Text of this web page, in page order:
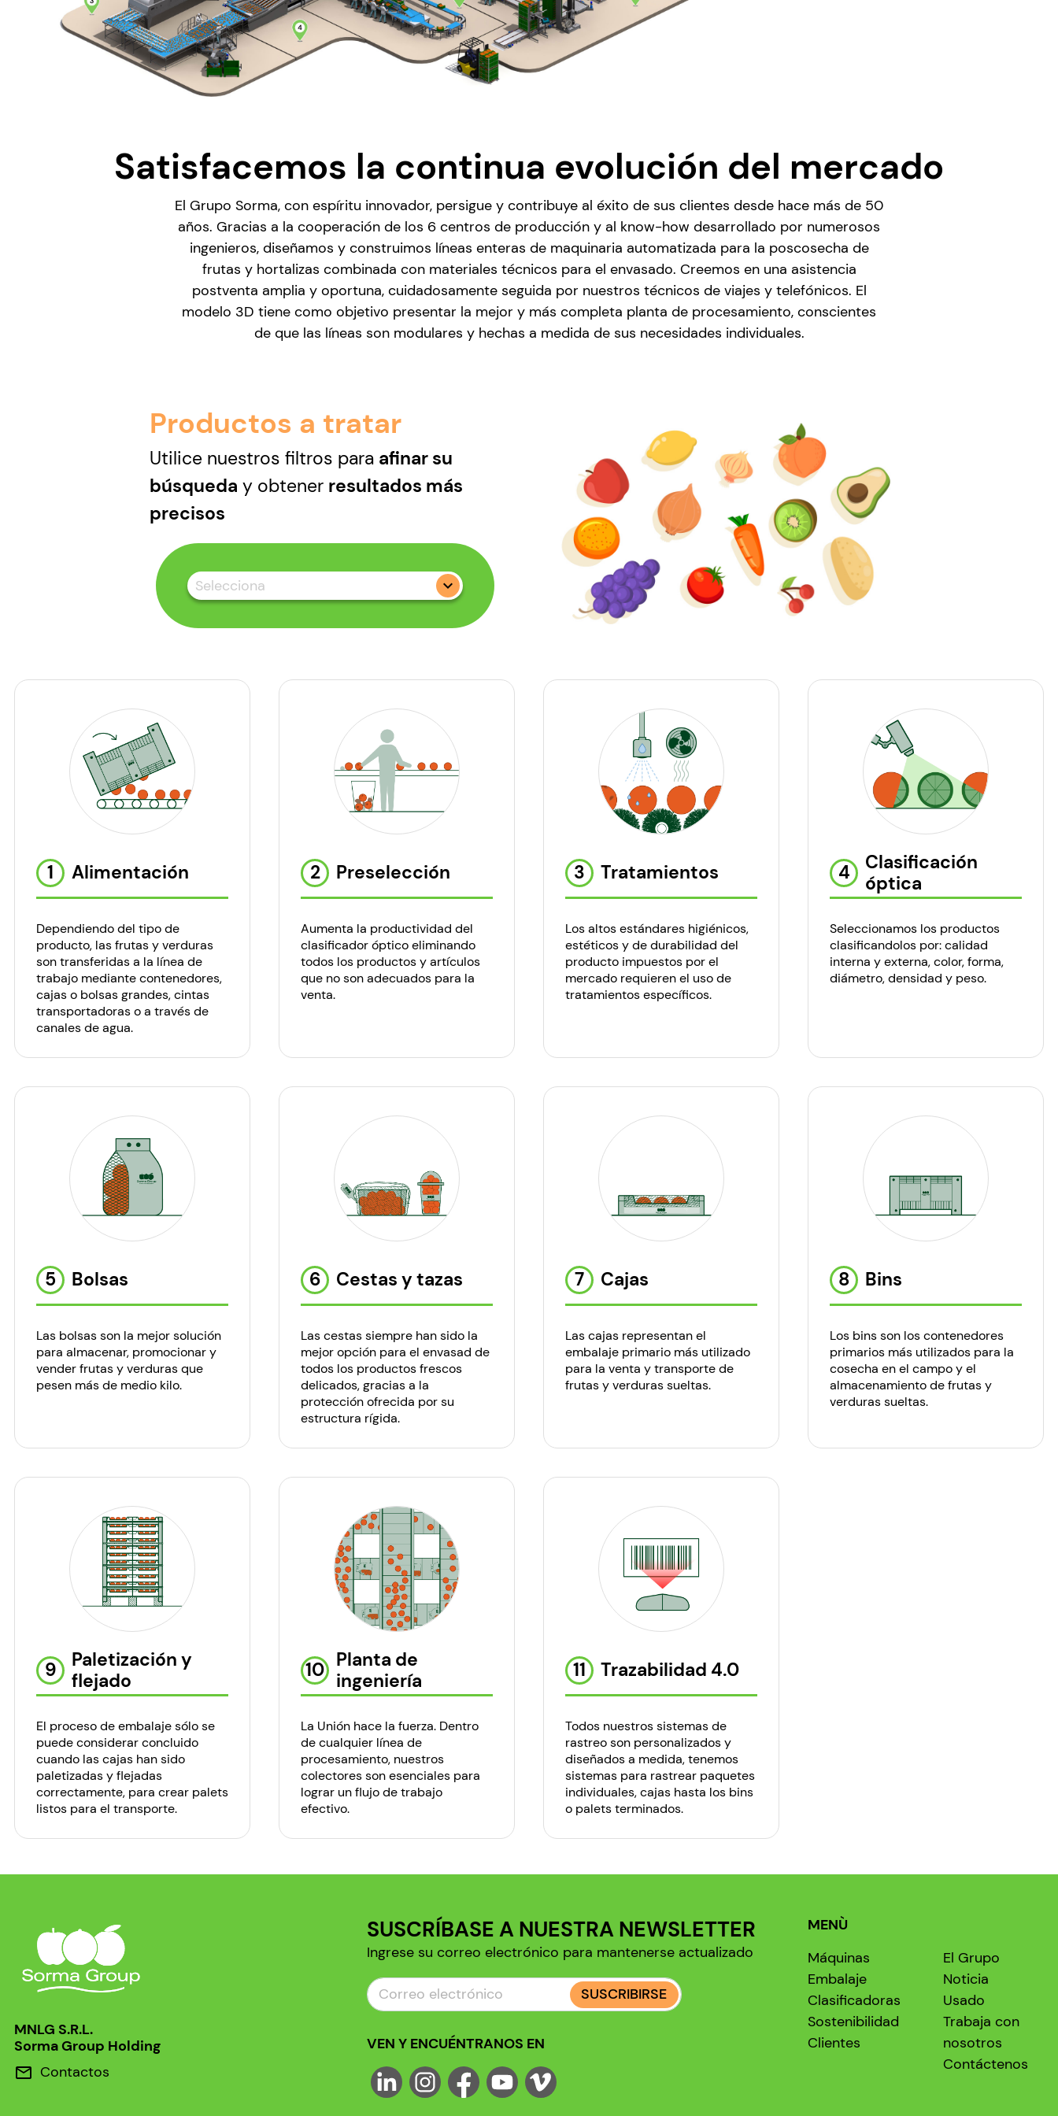
Satisfacemos la continua evolución del mercado
El Grupo Sorma, con espíritu innovador, persigue y contribuye al éxito de sus clientes desde hace más de 50
años. Gracias a la cooperación de los 6 centros de producción y al know-how desarrollado por numerosos
ingenieros, diseñamos y construimos líneas enteras de maquinaria automatizada para la poscosecha de
frutas y hortalizas combinada con materiales técnicos para el envasado. Creemos en una asistencia
postventa amplia y oportuna, cuidadosamente seguida por nuestros técnicos de viajes y telefónicos. El
modelo 3D tiene como objetivo presentar la mejor y más completa planta de procesamiento, conscientes
de que las líneas son modulares y hechas a medida de sus necesidades individuales.
Productos a tratar
Utilice nuestros filtros para afinar su
búsqueda y obtener resultados más
precisos
Selecciona
1 Alimentación
Dependiendo del tipo de
producto, las frutas y verduras
son transferidas a la línea de
trabajo mediante contenedores,
cajas o bolsas grandes, cintas
transportadoras o a través de
canales de agua.
2 Preselección
Aumenta la productividad del
clasificador óptico eliminando
todos los productos y artículos
que no son adecuados para la
venta.
3 Tratamientos
Los altos estándares higiénicos,
estéticos y de durabilidad del
producto impuestos por el
mercado requieren el uso de
tratamientos específicos.
4
Clasificación
óptica
Seleccionamos los productos
clasificandolos por: calidad
interna y externa, color, forma,
diámetro, densidad y peso.
5 Bolsas
Las bolsas son la mejor solución
para almacenar, promocionar y
vender frutas y verduras que
pesen más de medio kilo.
6 Cestas y tazas
Las cestas siempre han sido la
mejor opción para el envasad de
todos los productos frescos
delicados, gracias a la
protección ofrecida por su
estructura rígida.
7 Cajas
Las cajas representan el
embalaje primario más utilizado
para la venta y transporte de
frutas y verduras sueltas.
8 Bins
Los bins son los contenedores
primarios más utilizados para la
cosecha en el campo y el
almacenamiento de frutas y
verduras sueltas.
9
Paletización y
flejado
El proceso de embalaje sólo se
puede considerar concluido
cuando las cajas han sido
paletizadas y flejadas
correctamente, para crear palets
listos para el transporte.
10 Planta de
ingeniería
La Unión hace la fuerza. Dentro
de cualquier línea de
procesamiento, nuestros
colectores son esenciales para
lograr un flujo de trabajo
efectivo.
11 Trazabilidad 4.0
Todos nuestros sistemas de
rastreo son personalizados y
diseñados a medida, tenemos
sistemas para rastrear paquetes
individuales, cajas hasta los bins
o palets terminados.
MNLG S.R.L.
Sorma Group Holding
mail Contactos
SUSCRÍBASE A NUESTRA NEWSLETTER
Ingrese su correo electrónico para mantenerse actualizado
SUSCRIBIRSE
VEN Y ENCUÉNTRANOS EN
MENÙ
Máquinas
Embalaje
Clasificadoras
Sostenibilidad
Clientes
El Grupo
Noticia
Usado
Trabaja con
nosotros
Contáctenos